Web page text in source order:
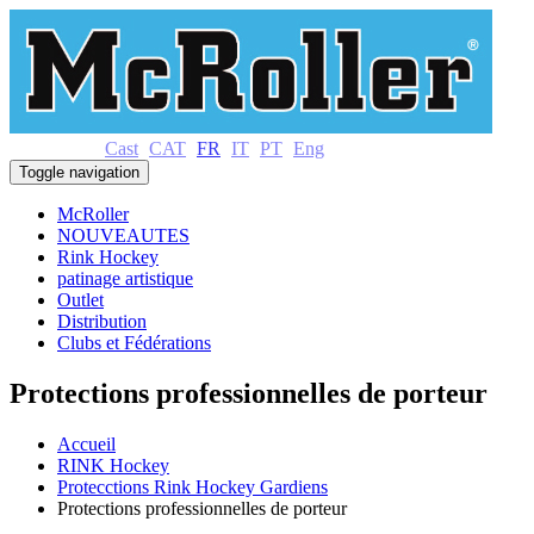
Cast CAT FR IT PT Eng
Toggle navigation
McRoller
NOUVEAUTES
Rink Hockey
patinage artistique
Outlet
Distribution
Clubs et Fédérations
Protections professionnelles de porteur
Accueil
RINK Hockey
Protecctions Rink Hockey Gardiens
Protections professionnelles de porteur